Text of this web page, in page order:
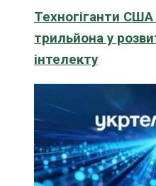
Техногіганти
трильйона у
інтелекту